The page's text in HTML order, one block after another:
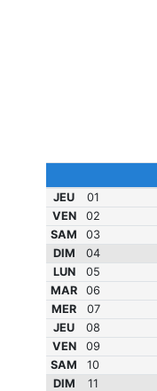
JEU 01
VEN
02
SAM
03
DIM
04
LUN
05
MAR
06
MER
07
JEU
08
VEN
09
SAM
10
DIM
11